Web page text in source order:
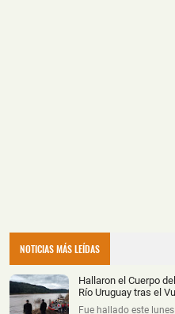
NOTICIAS MÁS LEÍDAS
Hallaron el Cuerpo
Río Uruguay tras el
Fue hallado este